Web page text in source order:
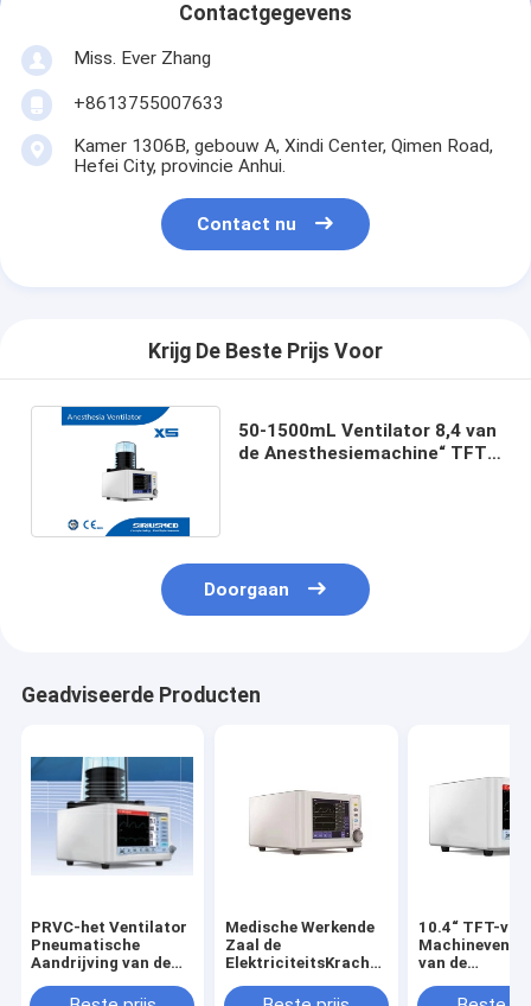
Contactgegevens
Miss. Ever Zhang
+8613755007633
Kamer 1306B, gebouw A, Xindi Center, Qimen Road,
Hefei City, provincie Anhui.
Contact nu
Krijg De Beste Prijs Voor
50-1500mL Ventilator 8,4 van
de Anesthesiemachine“ TFT-
Doorgaan
Geadviseerde Producten
PRVC-het Ventilator
Pneumatische
Aandrijving van de
en Elektronische
Medische Werkende
Zaal de
ElektriciteitsKrachtbron
Verdovingsmiddelenventilator
10.4“ TFT-van
van de
Veelvoudige de